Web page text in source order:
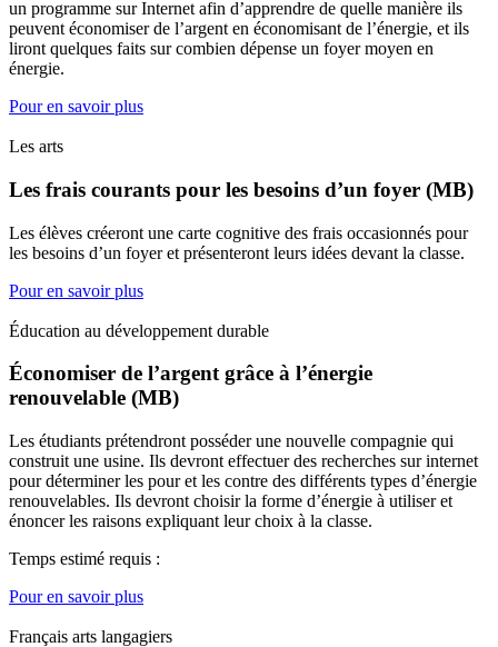
un programme sur Internet afin d’apprendre de quelle manière ils
peuvent économiser de l’argent en économisant de l’énergie, et ils
liront quelques faits sur combien dépense un foyer moyen en
énergie.
Pour en savoir plus
Les arts
Les frais courants pour les besoins d’un foyer (MB)
Les élèves créeront une carte cognitive des frais occasionnés pour
les besoins d’un foyer et présenteront leurs idées devant la classe.
Pour en savoir plus
Éducation au développement durable
Économiser de l’argent grâce à l’énergie
renouvelable (MB)
Les étudiants prétendront posséder une nouvelle compagnie qui
construit une usine. Ils devront effectuer des recherches sur internet
pour déterminer les pour et les contre des différents types d’énergie
renouvelables. Ils devront choisir la forme d’énergie à utiliser et
énoncer les raisons expliquant leur choix à la classe.
Temps estimé requis :
Pour en savoir plus
Français arts langagiers